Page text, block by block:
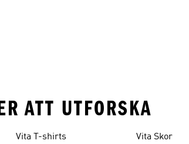
ATT UTFORSKA
Vita T-shirts Vita Skor